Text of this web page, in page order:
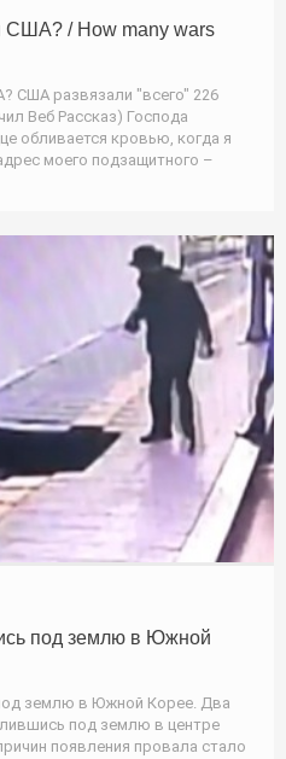
США? / How many wars
США развязали "всего" 226
Веб Рассказ) Господа
обливается кровью, когда я
моего подзащитного –
под землю в Южной
землю в Южной Корее. Два
под землю в центре
появления провала стало